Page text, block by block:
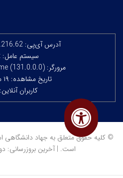
آدرس آی‌پی:
سیستم عامل: Linux
مرورگر: Google Chrome (131.0.0.0)
تاریخ مشاهده: ۱۹ مرداد ۱۴۰۵
کاربران آنلاین:
© کلیه حقوق متعلق به جهاد دانشگاهی
است. | آخرین بروزرسانی: دوشنبه ۱۹